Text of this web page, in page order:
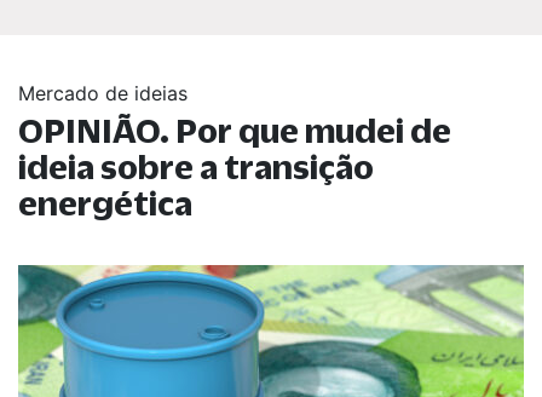
Mercado de ideias
OPINIÃO. Por que mudei de
ideia sobre a transição
energética